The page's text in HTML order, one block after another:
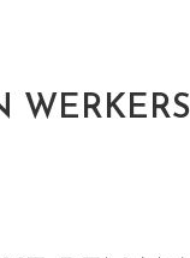
WERKERS